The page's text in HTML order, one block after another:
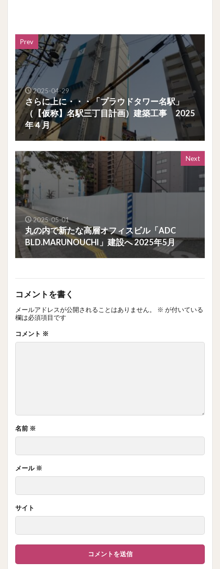
Prev
2025-04-29
さらに上に・・・「プラウドタワー名駅」
（【仮称】名駅三丁目計画）建築工事 2025
年４月
Next
2025-05-01
丸の内で新たな高層オフィスビル「ADC
BLD.MARUNOUCHI」建設へ 2025年5月
コメントを書く
メールアドレスが公開されることはありません。 ※ が付いている
欄は必須項目です
コメント ※
名前 ※
メール ※
サイト